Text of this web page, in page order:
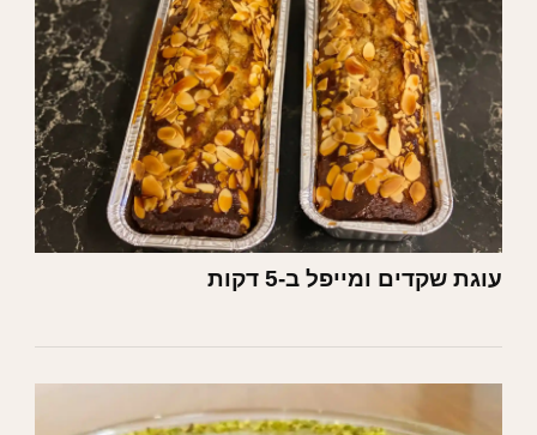
עוגת שקדים ומייפל ב-5 דקות